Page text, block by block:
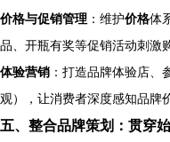
价格与促销管理 ：维护价格体
品、开瓶有奖等促销活动刺激
体验营销 ：打造品牌体验店、
观），让消费者深度感知品牌
五、整合品牌策划：贯穿